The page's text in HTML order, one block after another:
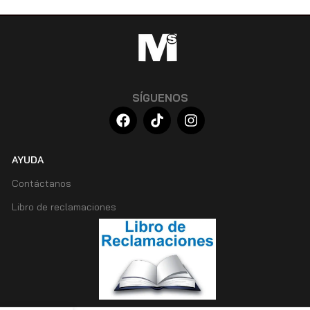
SÍGUENOS
AYUDA
Contáctanos
Libro de reclamaciones